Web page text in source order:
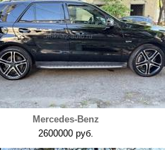
Mercedes-Benz
2600000 руб.